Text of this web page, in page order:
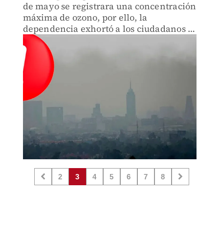
de mayo se registrara una concentración
máxima de ozono, por ello, la
dependencia exhortó a los ciudadanos a
evitar realizar actividades al aire libre.
2 3 4 5 6 7 8